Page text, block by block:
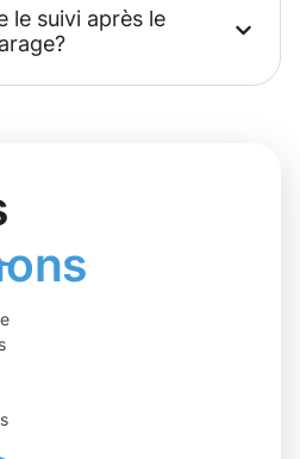
le suivi après le